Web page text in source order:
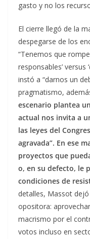
gasto y no los
El cierre llegó de la
despegarse de los
“Tenemos que
responsables’ versus
instó a “darnos un
pragmatismo,
escenario plantea
actual nos invita a
las leyes del
agravada”. En ese
proyectos que
o, en su defecto, le
condiciones de
detalles, Massot
opositora:
macrismo por el
votos incluso en